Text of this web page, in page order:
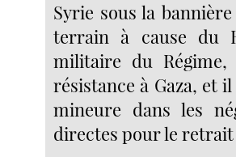
Syrie sous la
terrain à cause du
militaire du
résistance à Gaza, et
mineure dans les
directes pour le